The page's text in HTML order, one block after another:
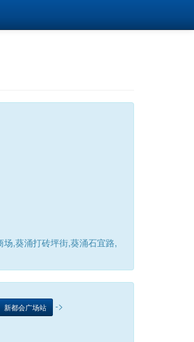
,葵涌打砖坪街,葵涌石宜路,
新都会广场站 ->